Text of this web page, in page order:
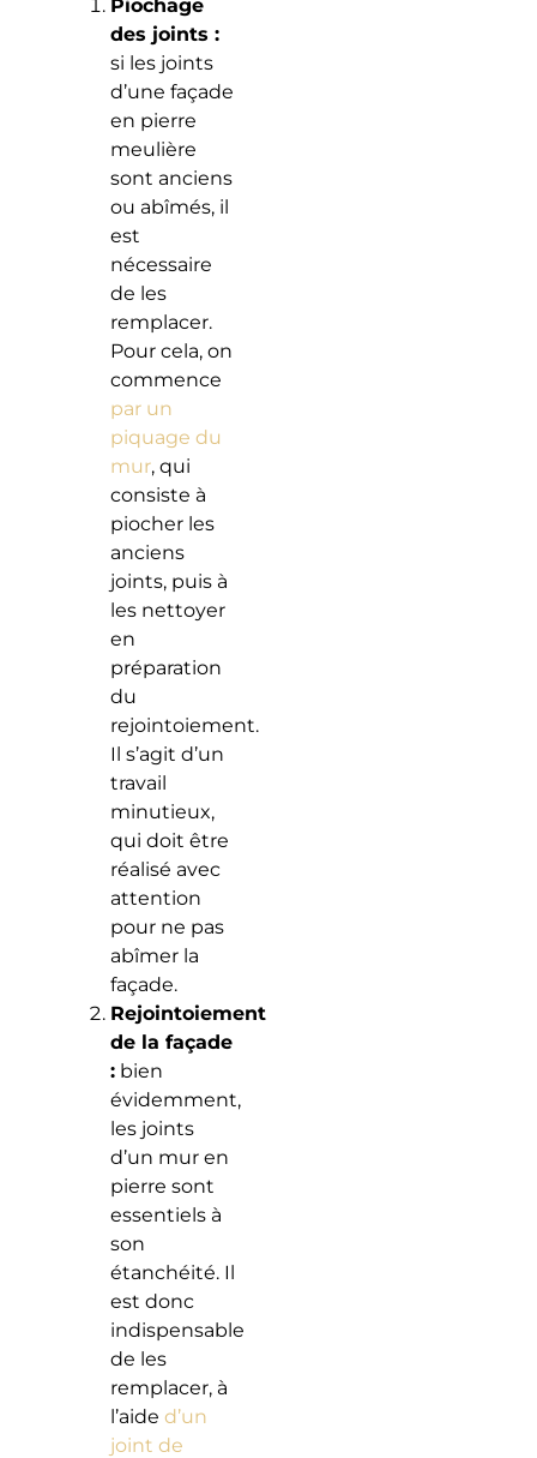
Piochage
des joints :
si les joints
d’une façade
en pierre
meulière
sont anciens
ou abîmés, il
est
nécessaire
de les
remplacer.
Pour cela, on
commence
par un
piquage du
mur, qui
consiste à
piocher les
anciens
joints, puis à
les nettoyer
en
préparation
du
rejointoiement.
Il s’agit d’un
travail
minutieux,
qui doit être
réalisé avec
attention
pour ne pas
abîmer la
façade.
Rejointoiement
de la façade
:bien
évidemment,
les joints
d’un mur en
pierre sont
essentiels à
son
étanchéité. Il
est donc
indispensable
de les
remplacer, à
l’aide d’un
joint de